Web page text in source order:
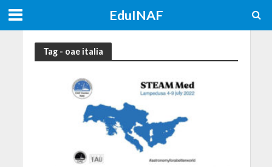
EduINAF
Tag - oae italia